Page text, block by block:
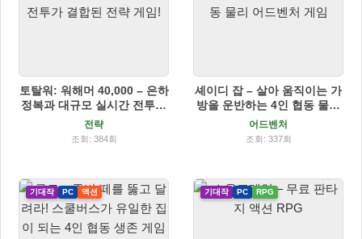
토탈워: 워해머 40,000 – 은하
정복과 대규모 실시간 전투가
결합된 전략 게임!
전략
조회: 384회
셰이디 잡 – 살아 움직이는 가
방을 운반하는 4인 협동 물리
어드벤처 게임
어드벤처
조회: 337회
기대작 PC 액션 기대작 PC RPG